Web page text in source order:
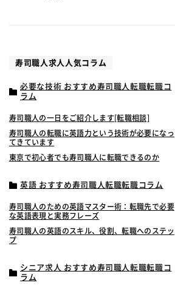
寿司職人求人人気コラム
必要な技術 おすすめ寿司職人転職転職コ
ラム
寿司職人の一日をご紹介します[転職相談]
寿司職人の転職に英語力という技術が必要になっ
てきています
東京で初心者でも寿司職人に転職できるのか
英語 おすすめ寿司職人転職転職コラム
寿司職人のための英語マスター術：転職先で必要
な英語表現と実務フレーズ
寿司職人の英語のスキル、役割、転職へのステッ
プ
シニア求人 おすすめ寿司職人転職転職コ
ラム